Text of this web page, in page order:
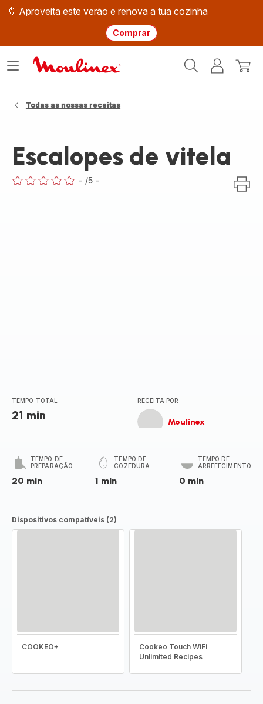
🍦 Aproveita este verão e renova a tua cozinha
Comprar
Moulinex
O
Abrir
Todas as nossas receitas
Escalopes de vitela
- /5 -
TEMPO TOTAL
21 min
RECEITA POR
Moulinex
TEMPO DE
PREPARAÇÃO
20 min
TEMPO DE
COZEDURA
1 min
TEMPO DE
ARREFECIMENTO
0 min
Dispositivos compatíveis (2)
COOKEO+
Cookeo Touch WiFi
Unlimited Recipes